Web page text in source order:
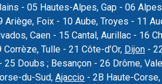
- 05 Hautes-Alpes, Gap - 06
Foix - 10 Aube, Troyes - 11
Caen - 15 Cantal, Aurillac - 16
Tulle - 21 Côte-d’Or, Dijon-
25 Doubs ; Besançon - 26 Drôme,
du-Sud,Ajaccio - 2B Haute-